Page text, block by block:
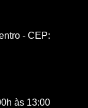
- CEP:
às 13:00